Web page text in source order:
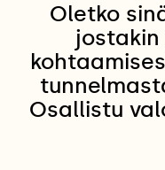
Oletko
jostakin
Osallistu